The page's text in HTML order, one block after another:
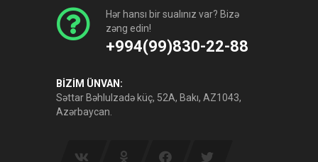
Hər hansı bir sualınız var? Bizə
zəng edin!
+994(99)830-22-88
BİZİM ÜNVAN:
Səttar Bəhlulzadə küç, 52A, Bakı, AZ1043,
Azərbaycan.